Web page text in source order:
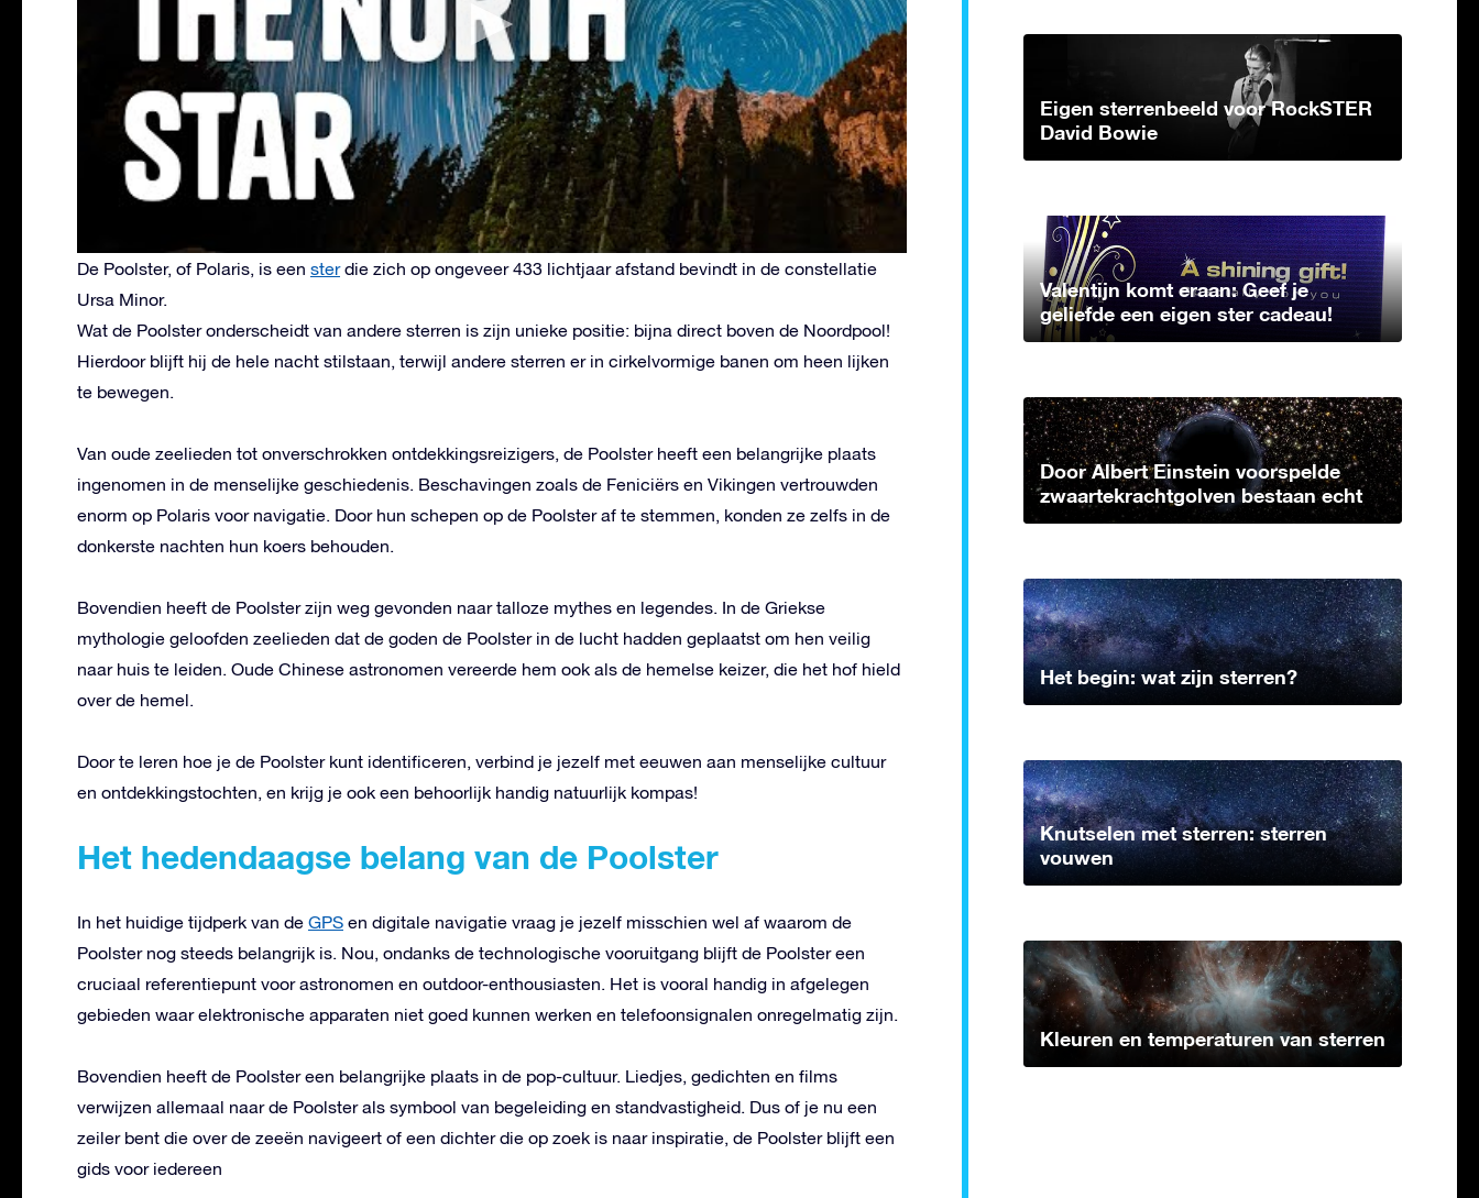
De Poolster, of Polaris, is een sterdie zich op ongeveer 433 lichtjaar afstand bevindt in de constellatie
Ursa Minor.
Wat de Poolster onderscheidt van andere sterren is zijn unieke positie: bijna direct boven de Noordpool!
Hierdoor blijft hij de hele nacht stilstaan, terwijl andere sterren er in cirkelvormige banen om heen lijken
te bewegen.
Van oude zeelieden tot onverschrokken ontdekkingsreizigers, de Poolster heeft een belangrijke plaats
ingenomen in de menselijke geschiedenis. Beschavingen zoals de Feniciërs en Vikingen vertrouwden
enorm op Polaris voor navigatie. Door hun schepen op de Poolster af te stemmen, konden ze zelfs in de
donkerste nachten hun koers behouden.
Bovendien heeft de Poolster zijn weg gevonden naar talloze mythes en legendes. In de Griekse
mythologie geloofden zeelieden dat de goden de Poolster in de lucht hadden geplaatst om hen veilig
naar huis te leiden. Oude Chinese astronomen vereerde hem ook als de hemelse keizer, die het hof hield
over de hemel.
Door te leren hoe je de Poolster kunt identificeren, verbind je jezelf met eeuwen aan menselijke cultuur
en ontdekkingstochten, en krijg je ook een behoorlijk handig natuurlijk kompas!
Het hedendaagse belang van de Poolster
In het huidige tijdperk van de GPS en digitale navigatie vraag je jezelf misschien wel af waarom de
Poolster nog steeds belangrijk is. Nou, ondanks de technologische vooruitgang blijft de Poolster een
cruciaal referentiepunt voor astronomen en outdoor-enthousiasten. Het is vooral handig in afgelegen
gebieden waar elektronische apparaten niet goed kunnen werken en telefoonsignalen onregelmatig zijn.
Bovendien heeft de Poolster een belangrijke plaats in de pop-cultuur. Liedjes, gedichten en films
verwijzen allemaal naar de Poolster als symbool van begeleiding en standvastigheid. Dus of je nu een
zeiler bent die over de zeeën navigeert of een dichter die op zoek is naar inspiratie, de Poolster blijft een
gids voor iedereen
Eigen sterrenbeeld voor RockSTER
David Bowie
Valentijn komt eraan: Geef je
geliefde een eigen ster cadeau!
Door Albert Einstein voorspelde
zwaartekrachtgolven bestaan echt
Het begin: wat zijn sterren?
Knutselen met sterren: sterren
vouwen
Kleuren en temperaturen van sterren